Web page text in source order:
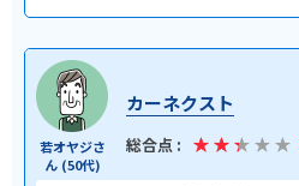
若オヤジさ
ん (50代)
カーネクスト
総合点 :